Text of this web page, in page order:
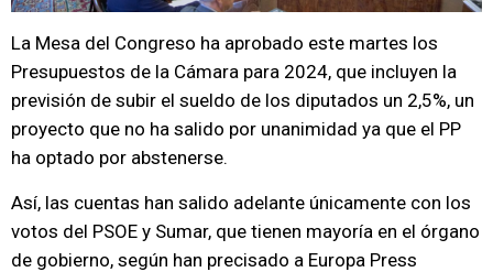
La Mesa del Congreso ha aprobado este martes los
Presupuestos de la Cámara para 2024, que incluyen la
previsión de subir el sueldo de los diputados un 2,5%, un
proyecto que no ha salido por unanimidad ya que el PP
ha optado por abstenerse.
Así, las cuentas han salido adelante únicamente con los
votos del PSOE y Sumar, que tienen mayoría en el órgano
de gobierno, según han precisado a Europa Press